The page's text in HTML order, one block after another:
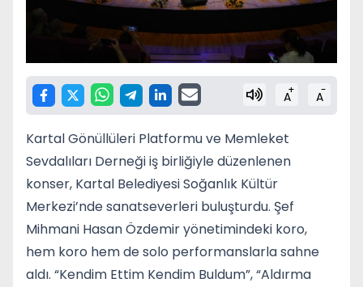
A+ A-
Kartal Gönüllüleri Platformu ve Memleket
Sevdalıları Derneği iş birliğiyle düzenlenen
konser, Kartal Belediyesi Soğanlık Kültür
Merkezi’nde sanatseverleri buluşturdu. Şef
Mihmani Hasan Özdemir yönetimindeki koro,
hem koro hem de solo performanslarla sahne
aldı. “Kendim Ettim Kendim Buldum”, “Aldırma